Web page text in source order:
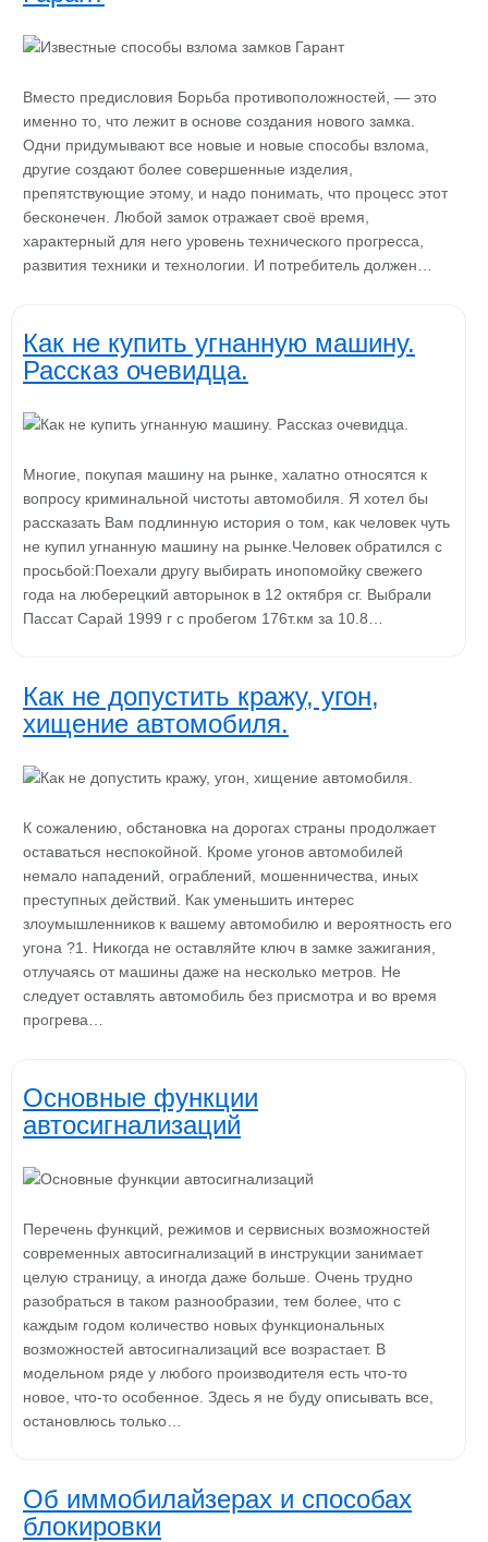
Вместо предисловия Борьба противоположностей, — это
именно то, что лежит в основе создания нового замка.
Одни придумывают все новые и новые способы взлома,
другие создают более совершенные изделия,
препятствующие этому, и надо понимать, что процесс этот
бесконечен. Любой замок отражает своё время,
характерный для него уровень технического прогресса,
развития техники и технологии. И потребитель должен…
Как не купить угнанную машину.
Рассказ очевидца.
Многие, покупая машину на рынке, халатно относятся к
вопросу криминальной чистоты автомобиля. Я хотел бы
рассказать Вам подлинную история о том, как человек чуть
не купил угнанную машину на рынке.Человек обратился с
просьбой:Поехали другу выбирать инопомойку свежего
года на люберецкий авторынок в 12 октября сг. Выбрали
Пассат Сарай 1999 г с пробегом 176т.км за 10.8…
Как не допустить кражу, угон,
хищение автомобиля.
К сожалению, обстановка на дорогах страны продолжает
оставаться неспокойной. Кроме угонов автомобилей
немало нападений, ограблений, мошенничества, иных
преступных действий. Как уменьшить интерес
злоумышленников к вашему автомобилю и вероятность его
угона ?1. Никогда не оставляйте ключ в замке зажигания,
отлучаясь от машины даже на несколько метров. Не
следует оставлять автомобиль без присмотра и во время
прогрева…
Основные функции
автосигнализаций
Перечень функций, режимов и сервисных возможностей
современных автосигнализаций в инструкции занимает
целую страницу, а иногда даже больше. Очень трудно
разобраться в таком разнообразии, тем более, что с
каждым годом количество новых функциональных
возможностей автосигнализаций все возрастает. В
модельном ряде у любого производителя есть что-то
новое, что-то особенное. Здесь я не буду описывать все,
остановлюсь только…
Об иммобилайзерах и способах
блокировки